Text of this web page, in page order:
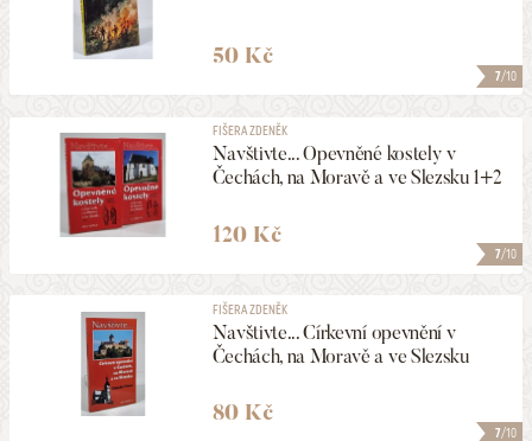
7/10
50 Kč
7/10
FIŠERA ZDENĚK
Navštivte... Opevněné kostely v
Čechách, na Moravě a ve Slezsku 1+2
120 Kč
7/10
FIŠERA ZDENĚK
Navštivte... Církevní opevnění v
Čechách, na Moravě a ve Slezsku
80 Kč